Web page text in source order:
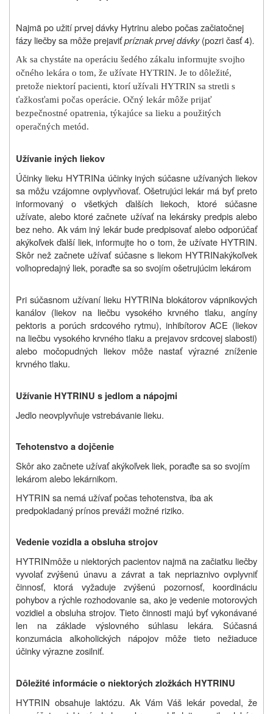
Najmä po užití prvej dávky Hytrinu alebo počas začiatočnej
fázy liečby sa môže prejaviťpríznak prvej dávky (pozri časť 4).
Ak sa chystáte na operáciu šedého zákalu informujte svojho
očného lekára o tom, že užívate HYTRIN. Je to dôležité,
pretože niektorí pacienti, ktorí užívali HYTRIN sa stretli s
ťažkosťami počas operácie. Očný lekár môže prijať
bezpečnostné opatrenia, týkajúce sa lieku a použitých
operačných metód.
Užívanie iných liekov
Účinky lieku HYTRINa účinky iných súčasne užívaných liekov
sa môžu vzájomne ovplyvňovať. Ošetrujúci lekár má byť preto
informovaný o všetkých ďalších liekoch, ktoré súčasne
užívate, alebo ktoré začnete užívať na lekársky predpis alebo
bez neho. Ak vám iný lekár bude predpisovať alebo odporúčať
akýkoľvek ďalší liek, informujte ho o tom, že užívate HYTRIN.
Skôr než začnete užívať súčasne s liekom HYTRINakýkoľvek
voľnopredajný liek, poraďte sa so svojím ošetrujúcim lekárom
Pri súčasnom užívaní lieku HYTRINa blokátorov vápnikových
kanálov (liekov na liečbu vysokého krvného tlaku, angíny
pektoris a porúch srdcového rytmu), inhibítorov ACE (liekov
na liečbu vysokého krvného tlaku a prejavov srdcovej slabosti)
alebo močopudných liekov môže nastať výrazné zníženie
krvného tlaku.
Užívanie HYTRINU s jedlom a nápojmi
Jedlo neovplyvňuje vstrebávanie lieku.
Tehotenstvo a dojčenie
Skôr ako začnete užívať akýkoľvek liek, poraďte sa so svojím
lekárom alebo lekárnikom.
HYTRIN sa nemá užívať počas tehotenstva, iba ak
predpokladaný prínos preváži možné riziko.
Vedenie vozidla a obsluha strojov
HYTRINmôže u niektorých pacientov najmä na začiatku liečby
vyvolať zvýšenú únavu a závrat a tak nepriaznivo ovplyvniť
činnosť, ktorá vyžaduje zvýšenú pozornosť, koordináciu
pohybov a rýchle rozhodovanie sa, ako je vedenie motorových
vozidiel a obsluha strojov. Tieto činnosti majú byť vykonávané
len na základe výslovného súhlasu lekára.
Súčasná
konzumácia alkoholických nápojov môže tieto nežiaduce
účinky výrazne zosilniť.
Dôležité informácie o niektorých zložkách HYTRINU
HYTRIN obsahuje laktózu. Ak Vám Váš lekár povedal, že